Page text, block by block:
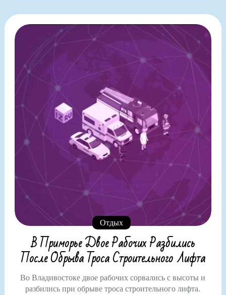
Отдых
В Приморье Двое Рабочих Разбились
После Обрыва Троса Строительного Лифта
Во Владивостоке двое рабочих сорвались с высоты и
разбились при обрыве троса строительного лифта.